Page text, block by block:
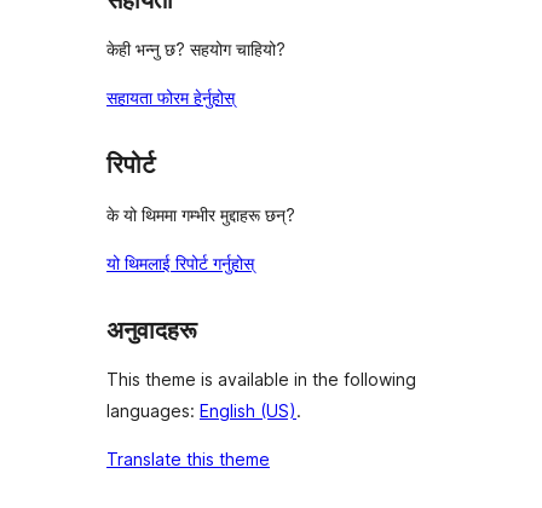
केही भन्नु छ? सहयोग चाहियो?
सहायता फोरम हेर्नुहोस्
रिपोर्ट
के यो थिममा गम्भीर मुद्दाहरू छन्?
यो थिमलाई रिपोर्ट गर्नुहोस्
अनुवादहरू
This theme is available in the following
languages: English (US).
Translate this theme